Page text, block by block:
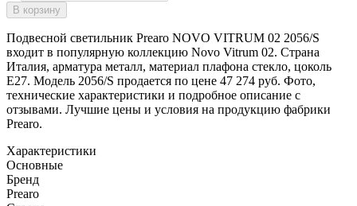
В корзину
Подвесной светильник Prearo NOVO VITRUM 02 2056/S
входит в популярную коллекцию Novo Vitrum 02. Страна
Италия, арматура металл, материал плафона стекло, цоколь
E27. Модель 2056/S продается по цене 47 274 руб. Фото,
технические характеристики и подробное описание с
отзывами. Лучшие цены и условия на продукцию фабрики
Prearo.
Характеристики
Основные
Бренд
Prearo